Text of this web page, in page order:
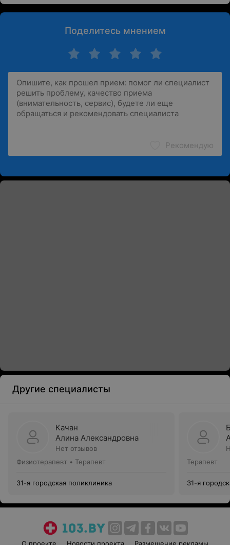
Поделитесь мнением
Рекомендую
Другие специалисты
Качан
Алина Александровна
Нет отзывов
Физиотерапевт • Терапевт
31-я городская поликлиника
Терапевт
31-я